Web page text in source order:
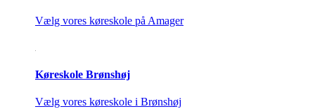
Vælg vores køreskole på Amager
Køreskole Brønshøj
Vælg vores køreskole i Brønshøj